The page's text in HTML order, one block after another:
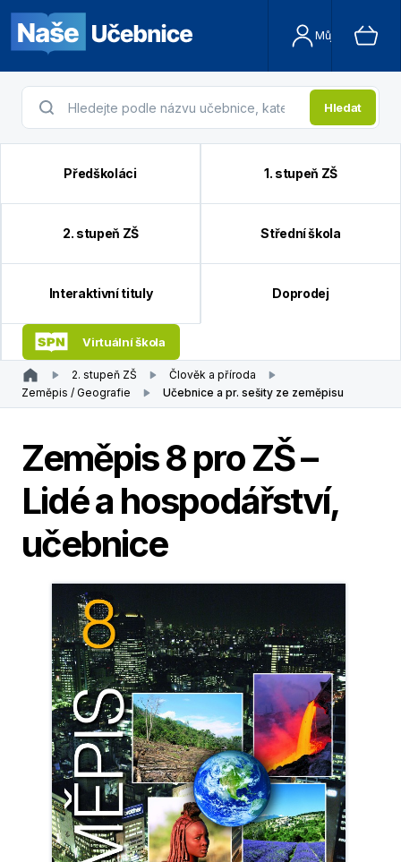
Můj účet
Hledat
Předškoláci 1. stupeň ZŠ
2. stupeň ZŠ Střední škola
Interaktivní tituly Doprodej
Virtuální škola
2. stupeň ZŠ
Člověk a příroda
Zeměpis / Geografie
Učebnice a pr. sešity ze zeměpisu
Zeměpis 8 pro ZŠ –
Lidé a hospodářství,
učebnice